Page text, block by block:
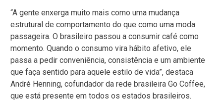
“A gente enxerga muito mais como uma mudança
estrutural de comportamento do que como uma moda
passageira. O brasileiro passou a consumir café como
momento. Quando o consumo vira hábito afetivo, ele
passa a pedir conveniência, consistência e um ambiente
que faça sentido para aquele estilo de vida”, destaca
André Henning, cofundador da rede brasileira Go Coffee,
que está presente em todos os estados brasileiros.